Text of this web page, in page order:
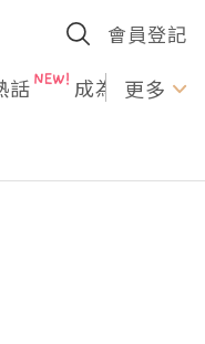
會員登記
話 成為U更多